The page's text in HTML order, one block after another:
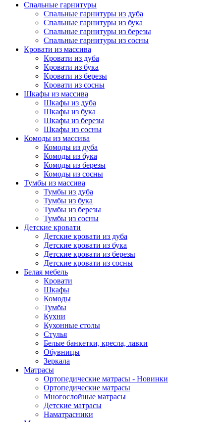
Спальные гарнитуры
Спальные гарнитуры из дуба
Спальные гарнитуры из бука
Спальные гарнитуры из березы
Спальные гарнитуры из сосны
Кровати из массива
Кровати из дуба
Кровати из бука
Кровати из березы
Кровати из сосны
Шкафы из массива
Шкафы из дуба
Шкафы из бука
Шкафы из березы
Шкафы из сосны
Комоды из массива
Комоды из дуба
Комоды из бука
Комоды из березы
Комоды из сосны
Тумбы из массива
Тумбы из дуба
Тумбы из бука
Тумбы из березы
Тумбы из сосны
Детские кровати
Детские кровати из дуба
Детские кровати из бука
Детские кровати из березы
Детские кровати из сосны
Белая мебель
Кровати
Шкафы
Комоды
Тумбы
Кухни
Кухонные столы
Стулья
Белые банкетки, кресла, лавки
Обувницы
Зеркала
Матрасы
Ортопедические матрасы - Новинки
Ортопедические матрасы
Многослойные матрасы
Детские матрасы
Наматрасники